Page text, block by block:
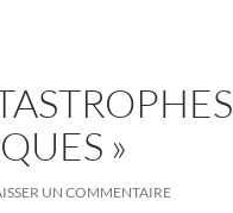
»
UN COMMENTAIRE